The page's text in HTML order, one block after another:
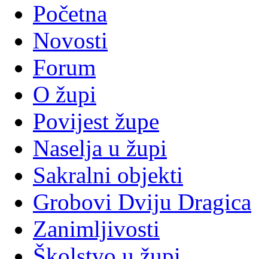
Početna
Novosti
Forum
O župi
Povijest župe
Naselja u župi
Sakralni objekti
Grobovi Dviju Dragica
Zanimljivosti